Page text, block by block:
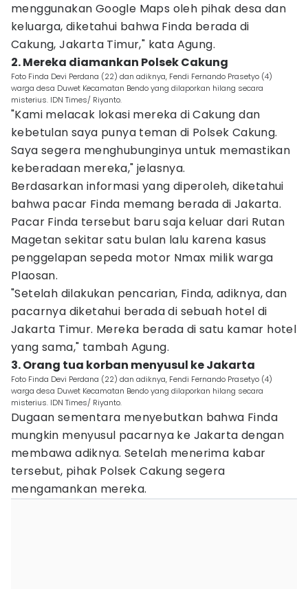
menggunakan Google Maps oleh pihak desa dan
keluarga, diketahui bahwa Finda berada di
Cakung, Jakarta Timur," kata Agung.
2. Mereka diamankan Polsek Cakung
Foto Finda Devi Perdana (22) dan adiknya, Fendi Fernando Prasetyo (4)
warga desa Duwet Kecamatan Bendo yang dilaporkan hilang secara
misterius. IDN Times/ Riyanto.
"Kami melacak lokasi mereka di Cakung dan
kebetulan saya punya teman di Polsek Cakung.
Saya segera menghubunginya untuk memastikan
keberadaan mereka," jelasnya.
Berdasarkan informasi yang diperoleh, diketahui
bahwa pacar Finda memang berada di Jakarta.
Pacar Finda tersebut baru saja keluar dari Rutan
Magetan sekitar satu bulan lalu karena kasus
penggelapan sepeda motor Nmax milik warga
Plaosan.
"Setelah dilakukan pencarian, Finda, adiknya, dan
pacarnya diketahui berada di sebuah hotel di
Jakarta Timur. Mereka berada di satu kamar hotel
yang sama," tambah Agung.
3. Orang tua korban menyusul ke Jakarta
Foto Finda Devi Perdana (22) dan adiknya, Fendi Fernando Prasetyo (4)
warga desa Duwet Kecamatan Bendo yang dilaporkan hilang secara
misterius. IDN Times/ Riyanto.
Dugaan sementara menyebutkan bahwa Finda
mungkin menyusul pacarnya ke Jakarta dengan
membawa adiknya. Setelah menerima kabar
tersebut, pihak Polsek Cakung segera
mengamankan mereka.